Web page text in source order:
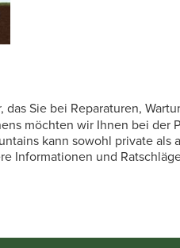
Sie bei Reparaturen,
möchten wir Ihnen bei der
kann sowohl private
Informationen und